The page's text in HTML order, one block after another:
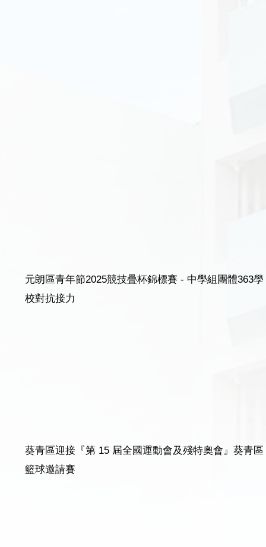
元朗區青年節2025競技疊杯錦標賽 - 中學組團體363學
校對抗接力
葵青區迎接『第 15 屆全國運動會及殘特奧會』葵青區
籃球邀請賽